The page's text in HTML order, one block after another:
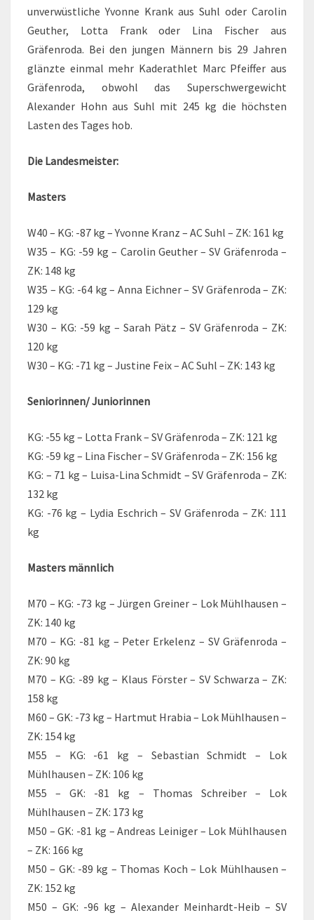
unverwüstliche Yvonne Krank aus Suhl oder Carolin
Geuther, Lotta Frank oder Lina Fischer aus
Gräfenroda. Bei den jungen Männern bis 29 Jahren
glänzte einmal mehr Kaderathlet Marc Pfeiffer aus
Gräfenroda, obwohl das Superschwergewicht
Alexander Hohn aus Suhl mit 245 kg die höchsten
Lasten des Tages hob.
Die Landesmeister:
Masters
W40 – KG: -87 kg – Yvonne Kranz – AC Suhl – ZK: 161 kg
W35 – KG: -59 kg – Carolin Geuther – SV Gräfenroda –
ZK: 148 kg
W35 – KG: -64 kg – Anna Eichner – SV Gräfenroda – ZK:
129 kg
W30 – KG: -59 kg – Sarah Pätz – SV Gräfenroda – ZK:
120 kg
W30 – KG: -71 kg – Justine Feix – AC Suhl – ZK: 143 kg
Seniorinnen/ Juniorinnen
KG: -55 kg – Lotta Frank – SV Gräfenroda – ZK: 121 kg
KG: -59 kg – Lina Fischer – SV Gräfenroda – ZK: 156 kg
KG: – 71 kg – Luisa-Lina Schmidt – SV Gräfenroda – ZK:
132 kg
KG: -76 kg – Lydia Eschrich – SV Gräfenroda – ZK: 111
kg
Masters männlich
M70 – KG: -73 kg – Jürgen Greiner – Lok Mühlhausen –
ZK: 140 kg
M70 – KG: -81 kg – Peter Erkelenz – SV Gräfenroda –
ZK: 90 kg
M70 – KG: -89 kg – Klaus Förster – SV Schwarza – ZK:
158 kg
M60 – GK: -73 kg – Hartmut Hrabia – Lok Mühlhausen –
ZK: 154 kg
M55 – KG: -61 kg – Sebastian Schmidt – Lok
Mühlhausen – ZK: 106 kg
M55 – GK: -81 kg – Thomas Schreiber – Lok
Mühlhausen – ZK: 173 kg
M50 – GK: -81 kg – Andreas Leiniger – Lok Mühlhausen
– ZK: 166 kg
M50 – GK: -89 kg – Thomas Koch – Lok Mühlhausen –
ZK: 152 kg
M50 – GK: -96 kg – Alexander Meinhardt-Heib – SV